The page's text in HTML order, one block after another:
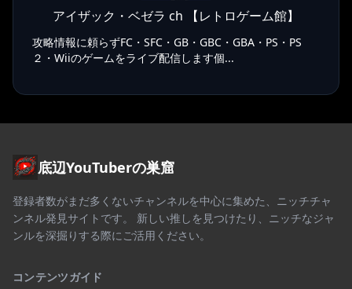
アイザック・ベゼラ ch 【レトロゲーム館】
攻略情報に頼らずFC・SFC・GB・GBC・GBA・PS・PS
２・Wiiのゲームをライブ配信します個...
底辺YouTuberの巣窟
登録者数がまだ多くないチャンネルを中心に集めた、ニッチチャ
ンネル発見サイトです。 新しい推しを見つけたり、ニッチなジャ
ンルを深掘りする際にご活用ください。
コンテンツガイド